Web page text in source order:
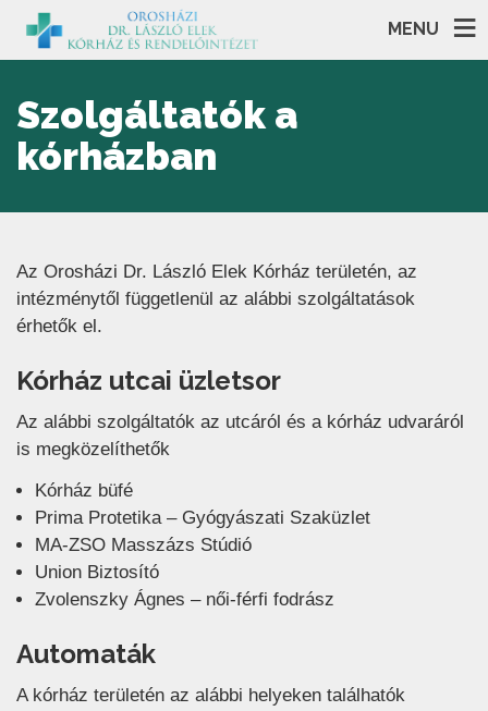
MENU
Szolgáltatók a
kórházban
Az Orosházi Dr. László Elek Kórház területén, az
intézménytől függetlenül az alábbi szolgáltatások
érhetők el.
Kórház utcai üzletsor
Az alábbi szolgáltatók az utcáról és a kórház udvaráról
is megközelíthetők
Kórház büfé
Prima Protetika – Gyógyászati Szaküzlet
MA-ZSO Masszázs Stúdió
Union Biztosító
Zvolenszky Ágnes – női-férfi fodrász
Automaták
A kórház területén az alábbi helyeken találhatók